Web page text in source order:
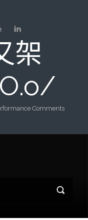
架
Comments